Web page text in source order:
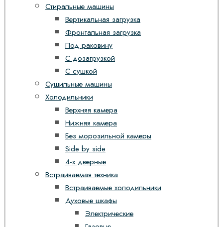
Стиральные машины
Вертикальная загрузка
Фронтальная загрузка
Под раковину
С дозагрузкой
С сушкой
Сушильные машины
Холодильники
Верхняя камера
Нижняя камера
Без морозильной камеры
Side by side
4-х дверные
Встраиваемая техника
Встраиваемые холодильники
Духовые шкафы
Электрические